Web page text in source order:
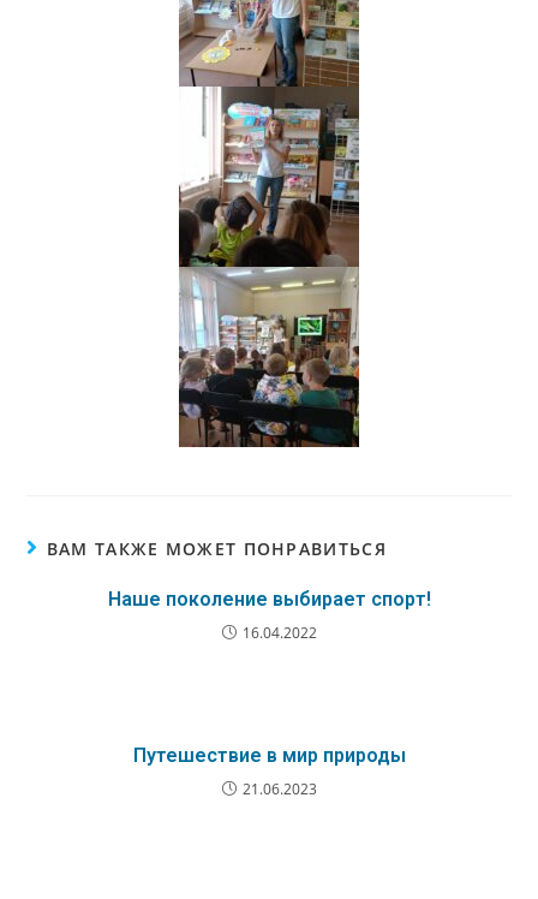
ВАМ ТАКЖЕ МОЖЕТ ПОНРАВИТЬСЯ
Наше поколение выбирает спорт!
16.04.2022
Путешествие в мир природы
21.06.2023